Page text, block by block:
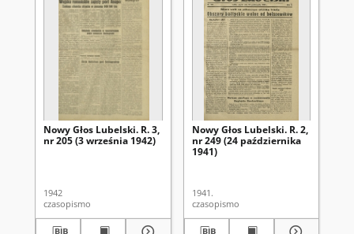
Nowy Głos Lubelski. R. 3,
nr 205 (3 września 1942)
1942
czasopismo
Nowy Głos Lubelski. R. 2,
nr 249 (24 października
1941)
1941.
czasopismo